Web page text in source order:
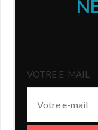
VOTRE E-MAIL